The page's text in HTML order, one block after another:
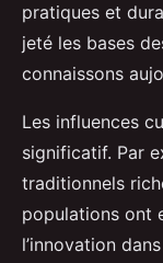
pratiques et
jeté les bases
connaissons
Les influences
significatif. Par
traditionnels
populations ont
l’innovation